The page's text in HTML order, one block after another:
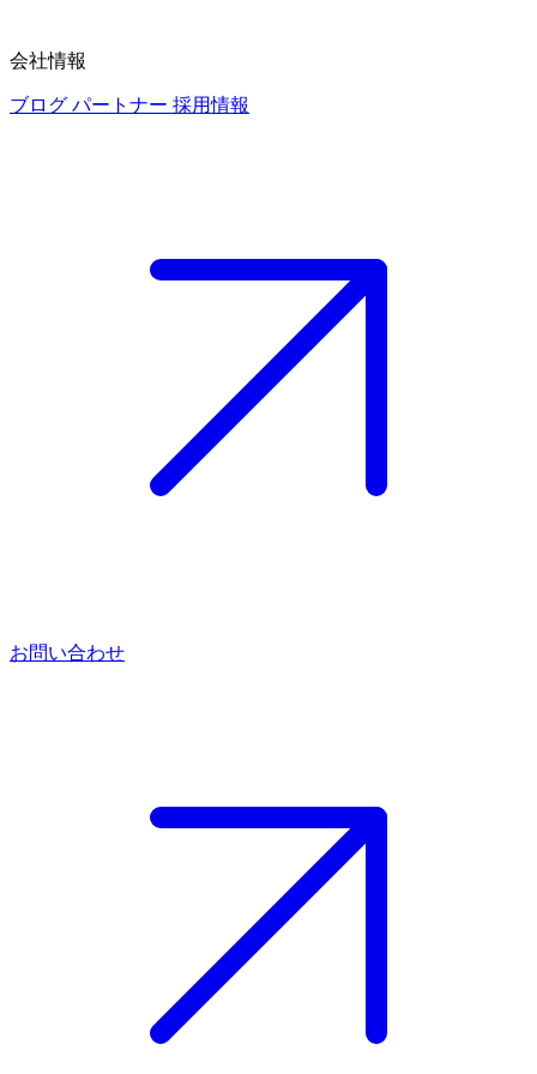
会社情報
ブログ パートナー 採用情報
お問い合わせ